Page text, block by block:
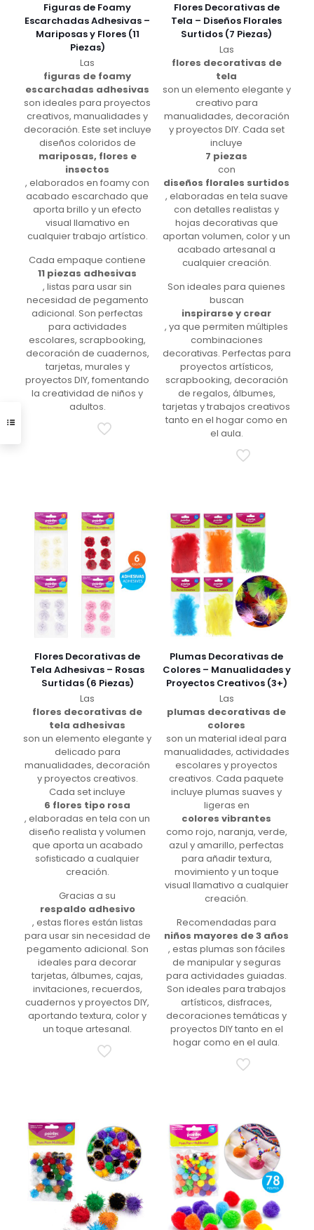
Figuras de Foamy
Escarchadas Adhesivas –
Mariposas y Flores (11
Piezas)
Las
figuras de foamy
escarchadas adhesivas
son ideales para proyectos
creativos, manualidades y
decoración. Este set incluye
diseños coloridos de
mariposas, flores e
insectos
, elaborados en foamy con
acabado escarchado que
aporta brillo y un efecto
visual llamativo en
cualquier trabajo artístico.
Cada empaque contiene
11 piezas adhesivas
, listas para usar sin
necesidad de pegamento
adicional. Son perfectas
para actividades
escolares, scrapbooking,
decoración de cuadernos,
tarjetas, murales y
proyectos DIY, fomentando
la creatividad de niños y
adultos.
Flores Decorativas de
Tela – Diseños Florales
Surtidos (7 Piezas)
Las
flores decorativas de
tela
son un elemento elegante y
creativo para
manualidades, decoración
y proyectos DIY. Cada set
incluye
7 piezas
con
diseños florales surtidos
, elaboradas en tela suave
con detalles realistas y
hojas decorativas que
aportan volumen, color y un
acabado artesanal a
cualquier creación.
Son ideales para quienes
buscan
inspirarse y crear
, ya que permiten múltiples
combinaciones
decorativas. Perfectas para
proyectos artísticos,
scrapbooking, decoración
de regalos, álbumes,
tarjetas y trabajos creativos
tanto en el hogar como en
el aula.
Flores Decorativas de
Tela Adhesivas – Rosas
Surtidas (6 Piezas)
Las
flores decorativas de
tela adhesivas
son un elemento elegante y
delicado para
manualidades, decoración
y proyectos creativos.
Cada set incluye
6 flores tipo rosa
, elaboradas en tela con un
diseño realista y volumen
que aporta un acabado
sofisticado a cualquier
creación.
Gracias a su
respaldo adhesivo
, estas flores están listas
para usar sin necesidad de
pegamento adicional. Son
ideales para decorar
tarjetas, álbumes, cajas,
invitaciones, recuerdos,
cuadernos y proyectos DIY,
aportando textura, color y
un toque artesanal.
Plumas Decorativas de
Colores – Manualidades y
Proyectos Creativos (3+)
Las
plumas decorativas de
colores
son un material ideal para
manualidades, actividades
escolares y proyectos
creativos. Cada paquete
incluye plumas suaves y
ligeras en
colores vibrantes
como rojo, naranja, verde,
azul y amarillo, perfectas
para añadir textura,
movimiento y un toque
visual llamativo a cualquier
creación.
Recomendadas para
niños mayores de 3 años
, estas plumas son fáciles
de manipular y seguras
para actividades guiadas.
Son ideales para trabajos
artísticos, disfraces,
decoraciones temáticas y
proyectos DIY tanto en el
hogar como en el aula.